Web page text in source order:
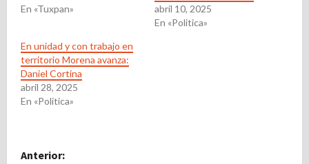
En «Tuxpan»
abril 10, 2025
En «Politica»
En unidad y con trabajo en
territorio Morena avanza:
Daniel Cortina
abril 28, 2025
En «Politica»
N
Anterior: